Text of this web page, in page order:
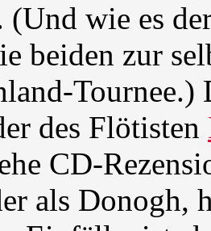
(Und wie es
beiden zur
Tournee.)
des Flötisten
CD-
als Donogh,